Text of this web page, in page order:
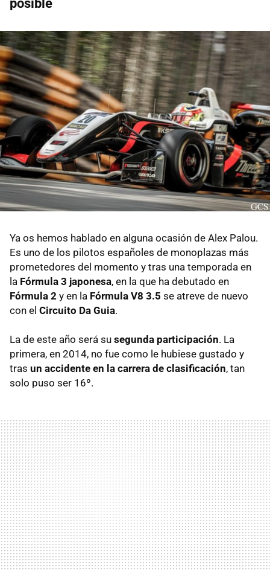
posible
Ya os hemos hablado en alguna ocasión de Alex Palou.
Es uno de los pilotos españoles de monoplazas más
prometedores del momento y tras una temporada en
la Fórmula 3 japonesa, en la que ha debutado en
Fórmula 2 y en la Fórmula V8 3.5 se atreve de nuevo
con el Circuito Da Guia.
La de este año será su segunda participación. La
primera, en 2014, no fue como le hubiese gustado y
tras un accidente en la carrera de clasificación, tan
solo puso ser 16º.